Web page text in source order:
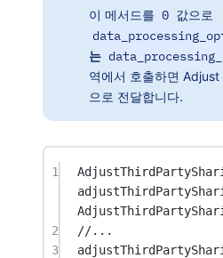
이 메서드를 0 값으로
는
역에서 호출하면 Adjust
으로 전달합니다.
1
2
//...
3